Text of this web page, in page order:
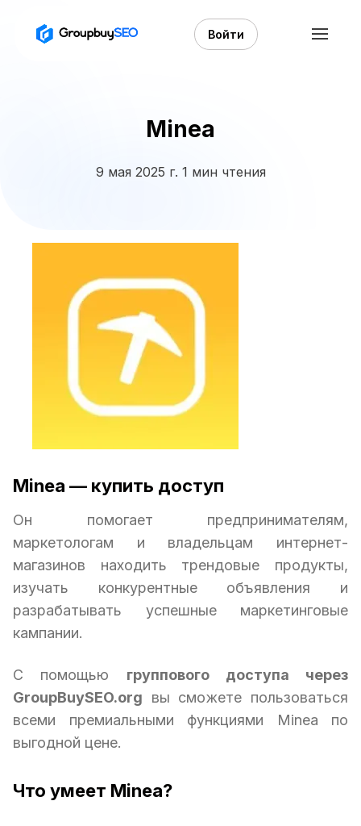
Войти
Minea
9 мая 2025 г. 1 мин чтения
Minea — купить доступ
Он помогает предпринимателям,
маркетологам и владельцам интернет-
магазинов находить трендовые продукты,
изучать конкурентные объявления и
разрабатывать успешные маркетинговые
кампании.
С помощью группового доступа через
GroupBuySEO.org вы сможете пользоваться
всеми премиальными функциями Minea по
выгодной цене.
Что умеет Minea?